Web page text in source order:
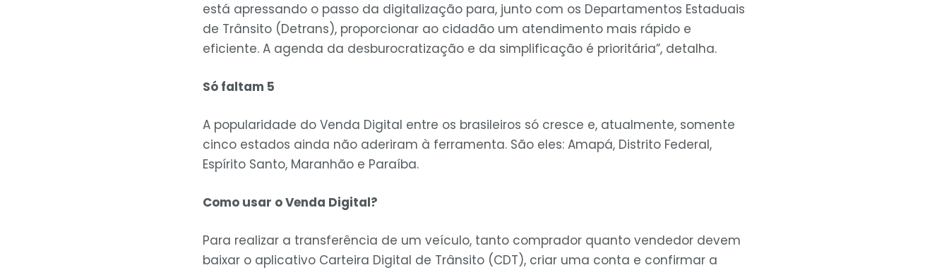
está apressando o passo da digitalização para, junto com os Departamentos Estaduais
de Trânsito (Detrans), proporcionar ao cidadão um atendimento mais rápido e
eficiente. A agenda da desburocratização e da simplificação é prioritária”, detalha.
Só faltam 5
A popularidade do Venda Digital entre os brasileiros só cresce e, atualmente, somente
cinco estados ainda não aderiram à ferramenta. São eles: Amapá, Distrito Federal,
Espírito Santo, Maranhão e Paraíba.
Como usar o Venda Digital?
Para realizar a transferência de um veículo, tanto comprador quanto vendedor devem
baixar o aplicativo Carteira Digital de Trânsito (CDT), criar uma conta e confirmar a